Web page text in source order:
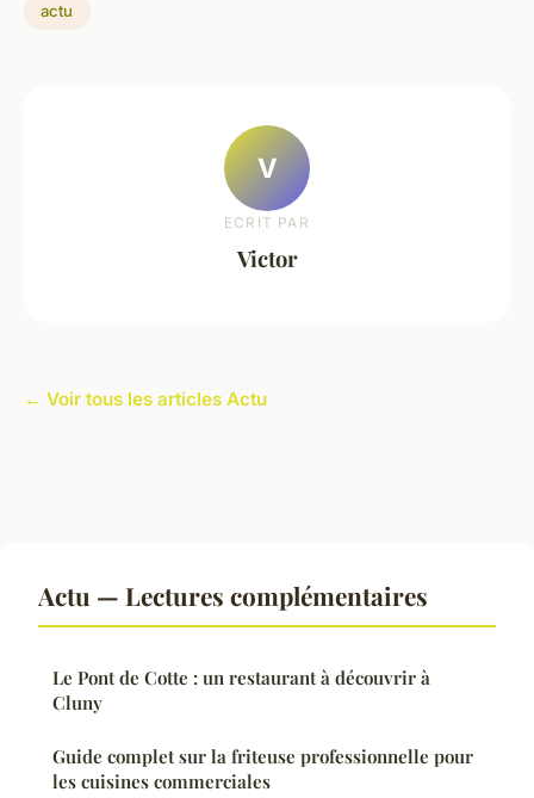
actu
V
ECRIT PAR
Victor
← Voir tous les articles Actu
Actu — Lectures complémentaires
Le Pont de Cotte : un restaurant à découvrir à
Cluny
Guide complet sur la friteuse professionnelle pour
les cuisines commerciales